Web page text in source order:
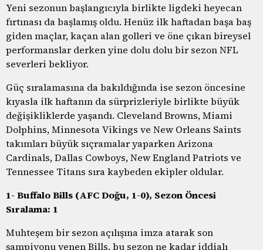
Yeni sezonun başlangıcıyla birlikte ligdeki heyecan
fırtınası da başlamış oldu. Henüz ilk haftadan başa baş
giden maçlar, kaçan alan golleri ve öne çıkan bireysel
performanslar derken yine dolu dolu bir sezon NFL
severleri bekliyor.
Güç sıralamasına da bakıldığında ise sezon öncesine
kıyasla ilk haftanın da sürprizleriyle birlikte büyük
değişikliklerde yaşandı. Cleveland Browns, Miami
Dolphins, Minnesota Vikings ve New Orleans Saints
takımları büyük sıçramalar yaparken Arizona
Cardinals, Dallas Cowboys, New England Patriots ve
Tennessee Titans sıra kaybeden ekipler oldular.
1- Buffalo Bills (AFC Doğu, 1-0), Sezon Öncesi
Sıralama: 1
Muhteşem bir sezon açılışına imza atarak son
şampiyonu yenen Bills, bu sezon ne kadar iddialı